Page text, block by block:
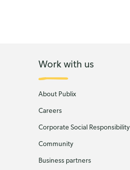
Work with us
About Publix
Careers
Corporate Social Responsibility
Community
Business partners